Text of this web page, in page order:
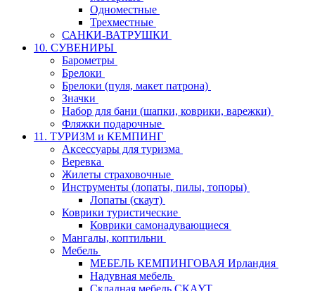
Одноместные
Трехместные
САНКИ-ВАТРУШКИ
10. СУВЕНИРЫ
Барометры
Брелоки
Брелоки (пуля, макет патрона)
Значки
Набор для бани (шапки, коврики, варежки)
Фляжки подарочные
11. ТУРИЗМ и КЕМПИНГ
Аксессуары для туризма
Веревка
Жилеты страховочные
Инструменты (лопаты, пилы, топоры)
Лопаты (скаут)
Коврики туристические
Коврики самонадувающиеся
Мангалы, коптильни
Мебель
МЕБЕЛЬ КЕМПИНГОВАЯ Ирландия
Надувная мебель
Складная мебель СКАУТ